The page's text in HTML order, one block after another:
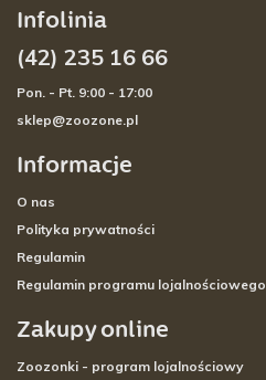
Informacje
O nas
Polityka prywatności
Regulamin
Regulamin programu lojalnościowego
Zakupy online
Zoozonki - program lojalnościowy
Infolinia
(42) 235 16 66
Pon. - Pt. 9:00 - 17:00
sklep@zoozone.pl